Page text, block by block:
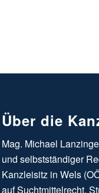
Über die
Mag. Michael
und selbstständiger
Kanzleisitz in Wels
auf Suchtmittelrecht,